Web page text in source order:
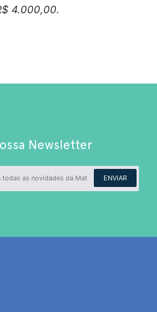
4.000,00.
Newsletter
ENVIAR